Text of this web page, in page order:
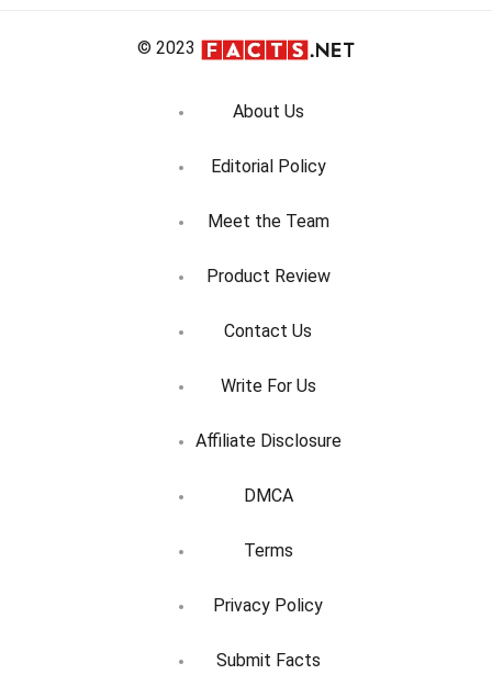
© 2023
About Us
Editorial Policy
Meet the Team
Product Review
Contact Us
Write For Us
Affiliate Disclosure
DMCA
Terms
Privacy Policy
Submit Facts